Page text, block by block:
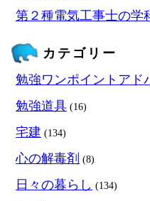
第２種電気工事士の学
カテゴリー
勉強ワンポイントアド
勉強道具 (16)
宅建 (134)
心の解毒剤 (8)
日々の暮らし (134)